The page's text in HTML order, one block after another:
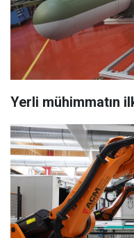
Yerli mühimmatın